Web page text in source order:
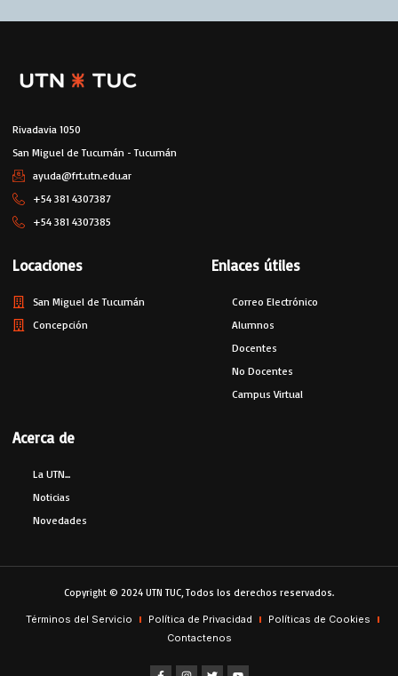
Rivadavia 1050
San Miguel de Tucumán - Tucumán
ayuda@frt.utn.edu.ar
+54 381 4307387
+54 381 4307385
Locaciones
San Miguel de Tucumán
Concepción
Enlaces útiles
Correo Electrónico
Alumnos
Docentes
No Docentes
Campus Virtual
Acerca de
La UTN...
Noticias
Novedades
Copyright © 2024 UTN TUC, Todos los derechos reservados.
Términos del Servicio Política de Privacidad
Políticas de Cookies
Contactenos